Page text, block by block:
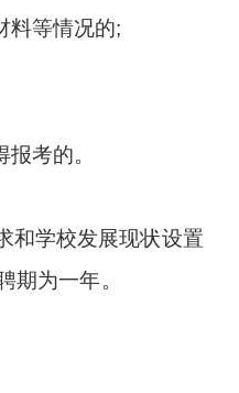
料等情况的;
考的。
和学校发展现状设置
期为一年。